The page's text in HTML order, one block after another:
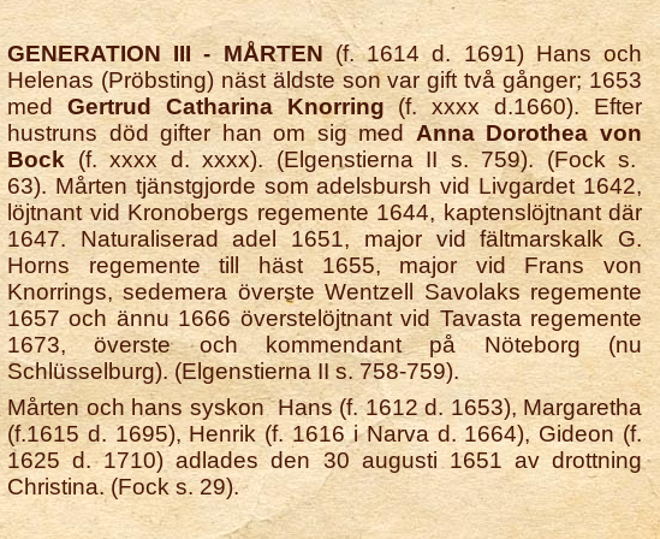
GENERATION III - MÅRTEN(f. 1614 d. 1691) Hans och
Helenas (Pröbsting) näst äldste son var gift två gånger; 1653
medGertrud Catharina Knorring(f. xxxx d.1660). Efter
hustruns död gifter han om sig medAnna Dorothea von
Bock (f. xxxx d. xxxx). (Elgenstierna II s. 759). (Fock s.
63). Mårten tjänstgjorde som adelsbursh vid Livgardet 1642,
löjtnant vid Kronobergs regemente 1644, kaptenslöjtnant där
1647. Naturaliserad adel 1651, major vid fältmarskalk G.
Horns regemente till häst 1655, major vid Frans von
Knorrings, sedemera överste Wentzell Savolaks regemente
1657 och ännu 1666 överstelöjtnant vid Tavasta regemente
1673, överste och kommendant på Nöteborg (nu
Schlüsselburg). (Elgenstierna II s. 758-759).
Mårten och hans syskon Hans (f. 1612 d. 1653), Margaretha
(f.1615 d. 1695), Henrik (f. 1616 i Narva d. 1664), Gideon (f.
1625 d. 1710) adlades den 30 augusti 1651 av drottning
Christina. (Fock s. 29).